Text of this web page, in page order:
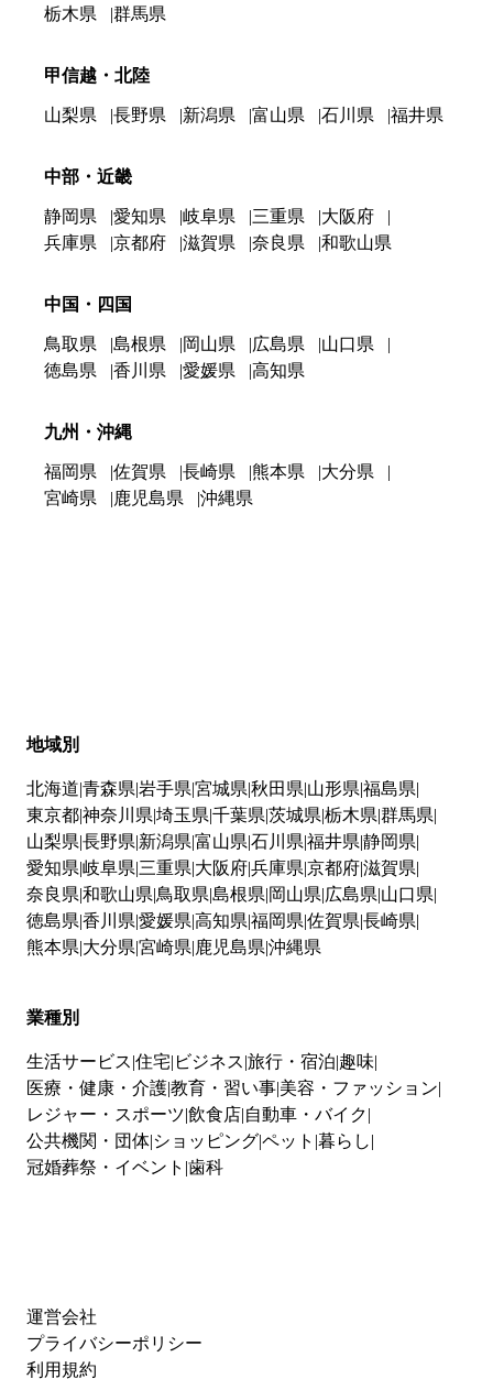
栃木県
群馬県
甲信越・北陸
山梨県 長野県 新潟県 富山県 石川県 福井県
中部・近畿
静岡県 愛知県 岐阜県 三重県
大阪府
兵庫県
京都府 滋賀県 奈良県 和歌山県
中国・四国
鳥取県 島根県 岡山県 広島県
山口県
徳島県
香川県 愛媛県 高知県
九州・沖縄
福岡県 佐賀県 長崎県 熊本県
大分県
宮崎県
鹿児島県 沖縄県
地域別
北海道 青森県 岩手県 宮城県 秋田県 山形県 福島県
東京都神奈川県 埼玉県 千葉県 茨城県 栃木県 群馬県
山梨県 長野県 新潟県 富山県 石川県 福井県 静岡県
愛知県 岐阜県 三重県 大阪府兵庫県 京都府滋賀県
奈良県 和歌山県 鳥取県 島根県 岡山県 広島県 山口県
徳島県 香川県 愛媛県 高知県 福岡県 佐賀県 長崎県
熊本県 大分県 宮崎県 鹿児島県 沖縄県
業種別
生活サービス 住宅 ビジネス 旅行・宿泊 趣味
医療・健康・介護教育・習い事 美容・ファッション
レジャー・スポーツ 飲食店 自動車・バイク
公共機関・団体 ショッピングペット 暮らし
冠婚葬祭・イベント 歯科
運営会社
プライバシーポリシー
利用規約